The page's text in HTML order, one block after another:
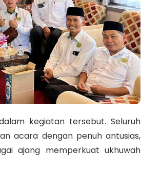
kegiatan tersebut. Seluruh
acara dengan penuh antusias,
ajang memperkuat ukhuwah